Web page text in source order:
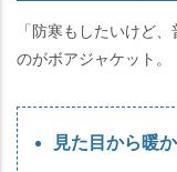
「防寒もしたいけど
のがボアジャケット。
見た目から暖